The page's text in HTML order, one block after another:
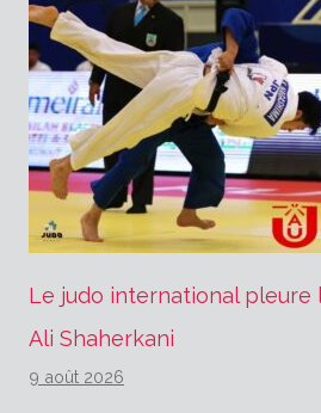
Le judo international pleure
Ali Shaherkani
9 août 2026